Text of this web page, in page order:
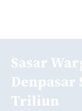
Sasar
Denpasar
Triliun